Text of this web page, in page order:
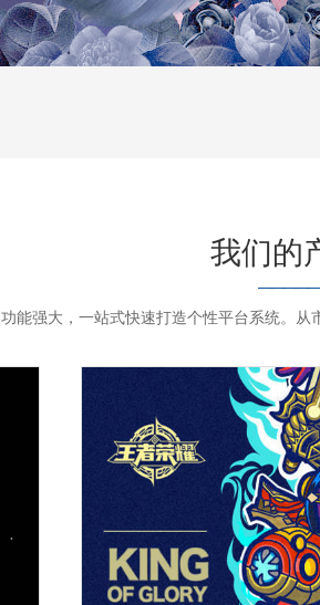
我们的
—————
能强大，一站式快速打造个性平台系统。从